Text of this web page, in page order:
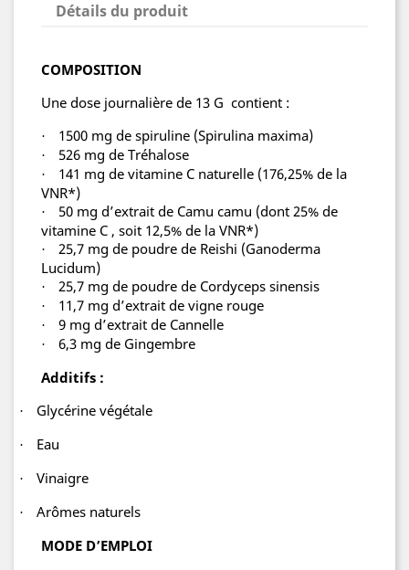
Détails du produit
COMPOSITION
Une dose journalière de 13 G contient :
· 1500 mg de spiruline (Spirulina maxima)
· 526 mg de Tréhalose
·
141 mg de vitamine C naturelle (176,25% de la
VNR*)
·
50 mg d’extrait de Camu camu (dont 25% de
vitamine C , soit 12,5% de la VNR*)
·
25,7 mg de poudre de Reishi (Ganoderma
Lucidum)
· 25,7 mg de poudre de Cordyceps sinensis
· 11,7 mg d’extrait de vigne rouge
· 9 mg d’extrait de Cannelle
·
6,3 mg de Gingembre
Additifs :
· Glycérine végétale
· Eau
· Vinaigre
·
Arômes naturels
MODE D’EMPLOI